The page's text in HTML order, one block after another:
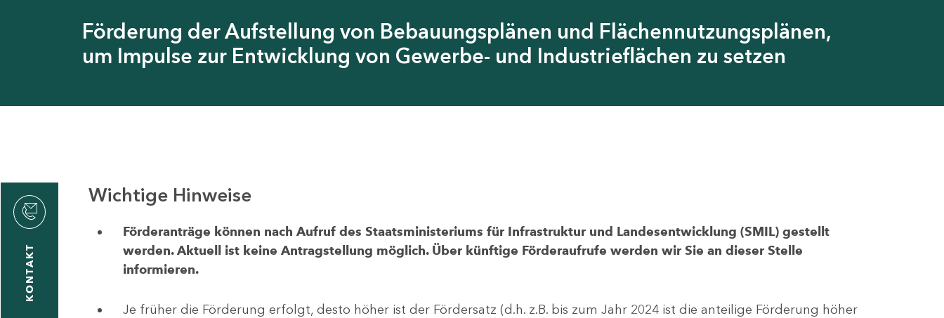
Förderung der Aufstellung von Bebauungsplänen und Flächennutzungsplänen,
um Impulse zur Entwicklung von Gewerbe- und Industrieflächen zu setzen
KONTAKT
Wichtige Hinweise
Förderanträge können nach Aufruf des Staatsministeriums für Infrastruktur und Landesentwicklung (SMIL) gestellt
werden. Aktuell ist keine Antragstellung möglich. Über künftige Förderaufrufe werden wir Sie an dieser Stelle
informieren.
Je früher die Förderung erfolgt, desto höher ist der Fördersatz (d.h. z.B. bis zum Jahr 2024 ist die anteilige Förderung höher